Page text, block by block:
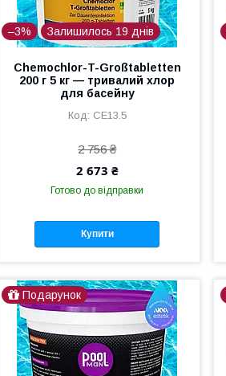
–3% Залишилось 19 днів
Chemochlor-T-Großtabletten
200 г 5 кг — тривалий хлор
для басейну
CE13.5
2 756 ₴
2 673 ₴
Готово до відправки
Купити
Подарунок